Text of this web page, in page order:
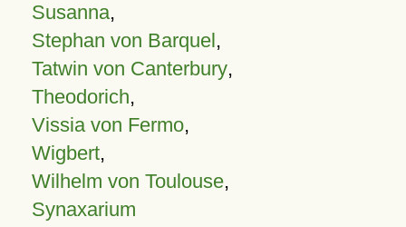
Susanna,
Stephan von Barquel,
Tatwin von Canterbury,
Theodorich,
Vissia von Fermo,
Wigbert,
Wilhelm von Toulouse,
Synaxarium